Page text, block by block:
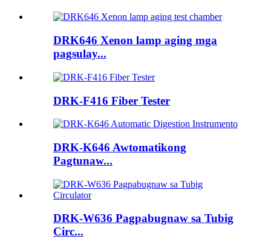
DRK646 Xenon lamp aging mga
pagsulay...
DRK-F416 Fiber Tester
DRK-K646 Awtomatikong
Pagtunaw...
DRK-W636 Pagpabugnaw sa Tubig
Circ...